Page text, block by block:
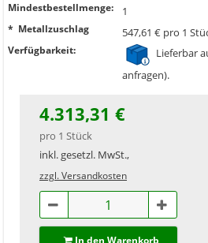
Mindestbestellmenge: 1
* Metallzuschlag 547,61 € pro 1
Verfügbarkeit:
Lieferbar
anfragen).
4.313,31 €
pro 1 Stück
inkl. gesetzl. MwSt.,
zzgl. Versandkosten
In den Warenkorb